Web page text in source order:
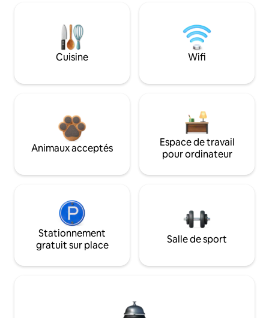
Cuisine Wifi
Animaux acceptés
Espace de travail
pour ordinateur
Stationnement
gratuit sur place
Salle de sport